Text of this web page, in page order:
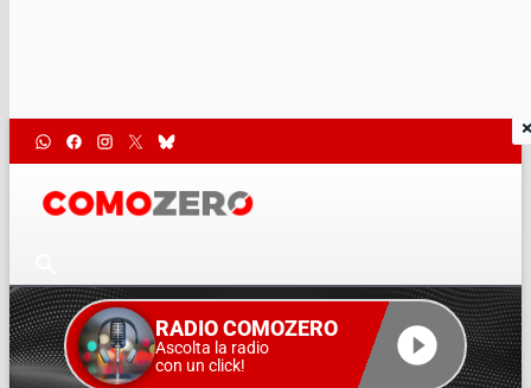
RADIO COMOZERO
Ascolta la radio
con un click!